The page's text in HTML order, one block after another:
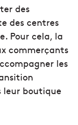
des
des centres
Pour cela, la
commerçants
les
leur boutique